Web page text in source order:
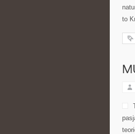
to